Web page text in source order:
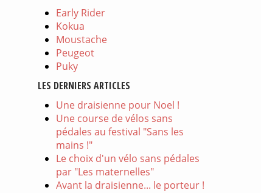
Early Rider
Kokua
Moustache
Peugeot
Puky
LES DERNIERS ARTICLES
Une draisienne pour Noel !
Une course de vélos sans
pédales au festival "Sans les
mains !"
Le choix d'un vélo sans pédales
par "Les maternelles"
Avant la draisienne... le porteur !